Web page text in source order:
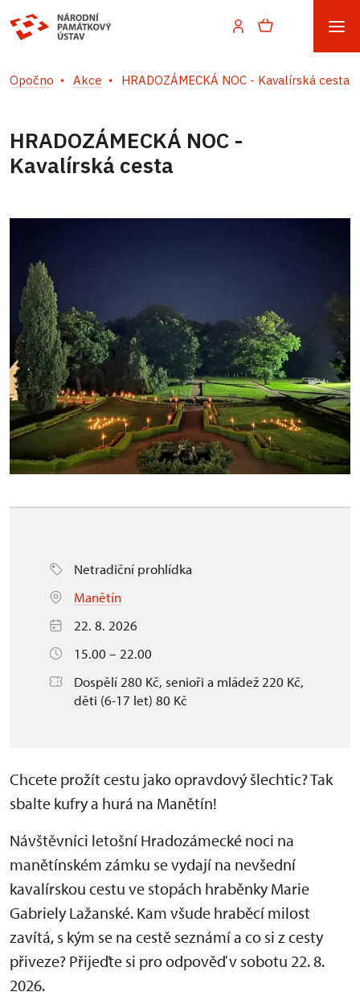
Opočno Akce HRADOZÁMECKÁ NOC - Kavalírská cesta
HRADOZÁMECKÁ NOC -
Kavalírská cesta
Netradiční prohlídka
Manětín
22. 8. 2026
15.00 – 22.00
Dospělí 280 Kč, senioři a mládež 220 Kč,
děti (6-17 let) 80 Kč
Chcete prožít cestu jako opravdový šlechtic? Tak
sbalte kufry a hurá na Manětín!
Návštěvníci letošní Hradozámecké noci na
manětínském zámku se vydají na nevšední
kavalírskou cestu ve stopách hraběnky Marie
Gabriely Lažanské. Kam všude hraběcí milost
zavítá, s kým se na cestě seznámí a co si z cesty
přiveze? Přijeďte si pro odpověď v sobotu 22. 8.
2026.